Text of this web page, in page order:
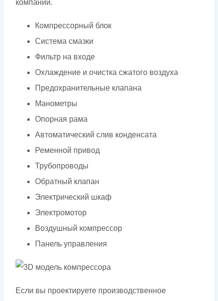
компании.
Компрессорный блок
Система смазки
Фильтр на входе
Охлаждение и очистка сжатого воздуха
Предохранительные клапана
Манометры
Опорная рама
Автоматический слив конденсата
Ременной привод
Трубопроводы
Обратный клапан
Электрический шкаф
Электромотор
Воздушный компрессор
Панель управления
Если вы проектируете производственное